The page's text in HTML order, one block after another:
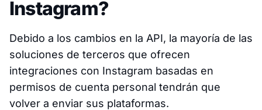
Instagram?
Debido a los cambios en la API, la mayoría de las
soluciones de terceros que ofrecen
integraciones con Instagram basadas en
permisos de cuenta personal tendrán que
volver a enviar sus plataformas.